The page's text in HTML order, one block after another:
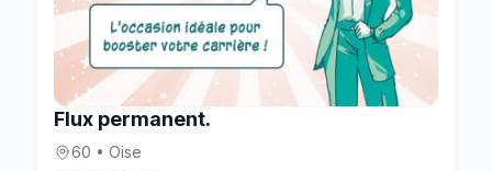
Flux permanent.
60 • Oise